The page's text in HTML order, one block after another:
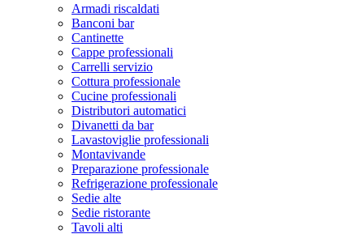
Armadi riscaldati
Banconi bar
Cantinette
Cappe professionali
Carrelli servizio
Cottura professionale
Cucine professionali
Distributori automatici
Divanetti da bar
Lavastoviglie professionali
Montavivande
Preparazione professionale
Refrigerazione professionale
Sedie alte
Sedie ristorante
Tavoli alti